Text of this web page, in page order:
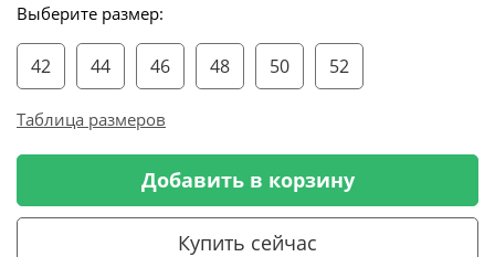
Выберите размер:
42 44 46 48 50 52
Таблица размеров
Добавить в корзину
Купить сейчас